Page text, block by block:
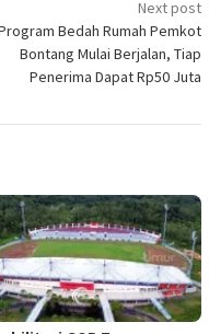
Next post
Bedah Rumah Pemkot
Bontang Mulai Berjalan, Tiap
Penerima Dapat Rp50 Juta